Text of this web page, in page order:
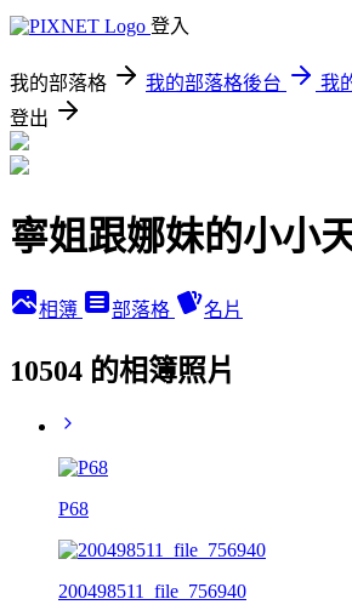
登入
我的部落格 我的部落格後台
我
登出
寧姐跟娜妹的小小
相簿 部落格 名片
10504 的相簿照片
P68
200498511_file_756940